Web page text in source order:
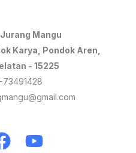
Mangu
Karya, Pondok Aren,
- 15225
73491428